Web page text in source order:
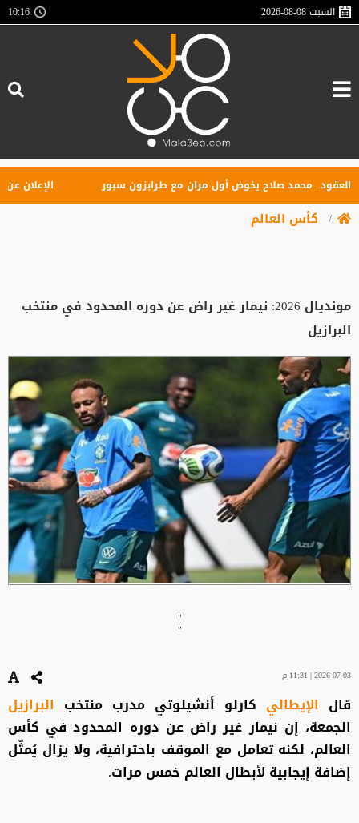
السبت2026-08-08
10:16
محمد صلاح يخوض أول مران مع طرابزون سبور الإعلان عن
كأس العالم
مونديال 2026: نيمار غير راض عن دوره المحدود في منتخب
البرازيل
"
"
2026-07-03 | 11:31 م
قال الإيطالي كارلو أنشيلوتي مدرب منتخب البرازيل
الجمعة، إن نيمار غير راض عن دوره المحدود في كأس
العالم، لكنه تعامل مع الموقف باحترافية، ولا يزال يُمثّل
إضافة إيجابية لأبطال العالم خمس مرات.